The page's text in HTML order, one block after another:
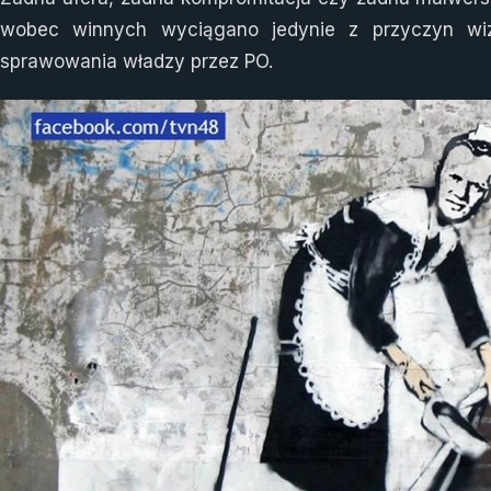
wobec winnych wyciągano jedynie z przyczyn
sprawowania władzy przez PO.